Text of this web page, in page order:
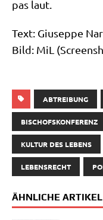
pas laut.
Text: Giu­sep­pe
Bild: MiL
ABTREIBUNG
BISCHOFSKONFERENZ
KULTUR DES LEBENS
LEBENSRECHT
ÄHNLICHE ARTIKEL